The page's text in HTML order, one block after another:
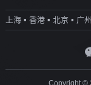
设备
岩石力学测
试设备
集料/水泥/混
上海 ▪ 香港 ▪ 北京 ▪ 广